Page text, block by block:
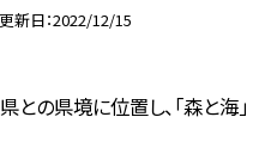
更新日 2022/12/15
の県境に位置し、「森と海」